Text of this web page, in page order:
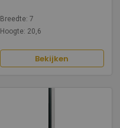
Breedte: 7
Hoogte: 20,6
Bekijken